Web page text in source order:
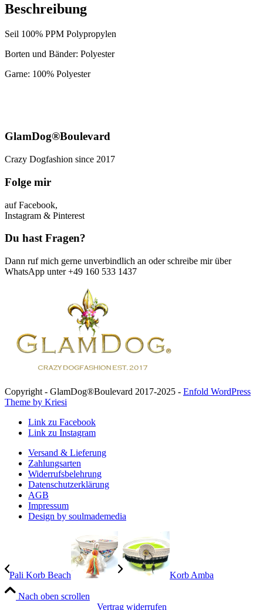
Beschreibung
Seil 100% PPM Polypropylen
Borten und Bänder: Polyester
Garne: 100% Polyester
GlamDog®Boulevard
Crazy Dogfashion since 2017
Folge mir
auf Facebook,
Instagram & Pinterest
Du hast Fragen?
Dann ruf mich gerne unverbindlich an oder schreibe mir über
WhatsApp unter +49 160 533 1437
Copyright - GlamDog®Boulevard 2017-2025 - Enfold WordPress
Theme by Kriesi
Link zu Facebook
Link zu Instagram
Versand & Lieferung
Zahlungsarten
Widerrufsbelehrung
Datenschutzerklärung
AGB
Impressum
Design by soulmademedia
Pali Korb Beach Korb Amba
Nach oben scrollen
Vertrag widerrufen